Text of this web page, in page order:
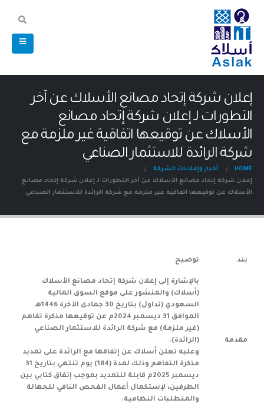
إعلان شركة إتحاد مصانع الأسلاك عن آخر
التطورات لـ إعلان شركة إتحاد مصانع
الأسلاك عن توقيعها اتفاقية غير ملزمة مع
شركة الرائدة للاستثمار الصناعي
HOME
أخبار وإعلانات الشركة
إعلان شركة إتحاد مصانع الأسلاك عن آخر التطورات لـ إعلان شركة إتحاد مصانع
الأسلاك عن توقيعها اتفاقية غير ملزمة مع شركة الرائدة للاستثمار الصناعي
بند توضيح
مقدمة
بالإشارة إلى إعلان شركة إتحاد مصانع الأسلاك
(أسلاك) والمنشور على موقع السوق المالية
السعودي (تداول) بتاريخ 30 جمادى الآخرة 1446هـ
الموافق 31 ديسمبر 2024م عن توقيعها مذكرة تفاهم
(غير ملزمة) مع شركة الرائدة للاستثمار الصناعي
(الرائدة).
وعليه تعلن أسلاك عن إتفاقها مع الرائدة على تمديد
مذكرة التفاهم وذلك لمدة (184) يوم تنتهي بتاريخ 31
ديسمبر 2025م قابلة للتمديد بموجب إتفاق كتابي بين
الطرفين، لإستكمال أعمال الفحص النافي للجهالة
والمتطلبات النظامية.